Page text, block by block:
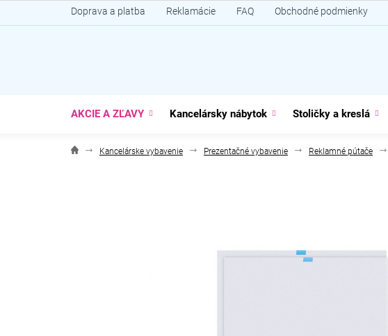
na
Doprava a platba Reklamácie FAQ Obchodné podmienky
AKCIE A ZĽAVY Kancelársky nábytok Stoličky a kreslá
Kancelárske vybavenie Prezentačné vybavenie Reklamné pútače